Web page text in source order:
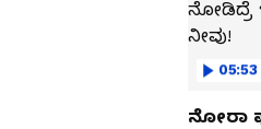
05:53
ನೋರಾ